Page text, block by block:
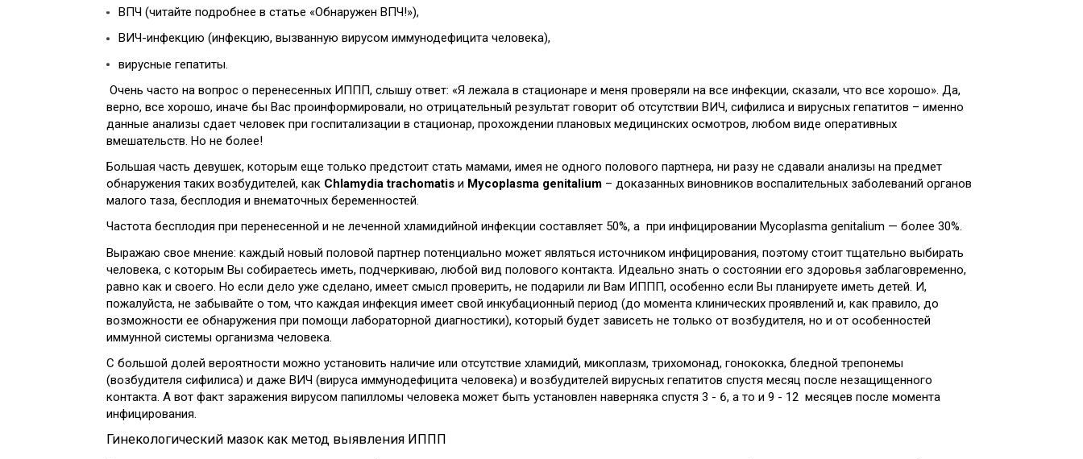
ВПЧ (читайте подробнее в статье «Обнаружен ВПЧ!»),
ВИЧ-инфекцию (инфекцию, вызванную вирусом иммунодефицита человека),
вирусные гепатиты.
Очень часто на вопрос о перенесенных ИППП, слышу ответ: «Я лежала в стационаре и меня проверяли на все инфекции, сказали, что все хорошо». Да,
верно, все хорошо, иначе бы Вас проинформировали, но отрицательный результат говорит об отсутствии ВИЧ, сифилиса и вирусных гепатитов – именно
данные анализы сдает человек при госпитализации в стационар, прохождении плановых медицинских осмотров, любом виде оперативных
вмешательств. Но не более!
Большая часть девушек, которым еще только предстоит стать мамами, имея не одного полового партнера, ни разу не сдавали анализы на предмет
обнаружения таких возбудителей, как Chlamydia trachomatis и Mycoplasma genitalium – доказанных виновников воспалительных заболеваний органов
малого таза, бесплодия и внематочных беременностей.
Частота бесплодия при перенесенной и не леченной хламидийной инфекции составляет 50%, а при инфицировании Mycoplasma genitalium — более 30%.
Выражаю свое мнение: каждый новый половой партнер потенциально может являться источником инфицирования, поэтому стоит тщательно выбирать
человека, с которым Вы собираетесь иметь, подчеркиваю, любой вид полового контакта. Идеально знать о состоянии его здоровья заблаговременно,
равно как и своего. Но если дело уже сделано, имеет смысл проверить, не подарили ли Вам ИППП, особенно если Вы планируете иметь детей. И,
пожалуйста, не забывайте о том, что каждая инфекция имеет свой инкубационный период (до момента клинических проявлений и, как правило, до
возможности ее обнаружения при помощи лабораторной диагностики), который будет зависеть не только от возбудителя, но и от особенностей
иммунной системы организма человека.
С большой долей вероятности можно установить наличие или отсутствие хламидий, микоплазм, трихомонад, гонококка, бледной трепонемы
(возбудителя сифилиса) и даже ВИЧ (вируса иммунодефицита человека) и возбудителей вирусных гепатитов спустя месяц после незащищенного
контакта. А вот факт заражения вирусом папилломы человека может быть установлен наверняка спустя 3 - 6, а то и 9 - 12 месяцев после момента
инфицирования.
Гинекологический мазок как метод выявления ИППП